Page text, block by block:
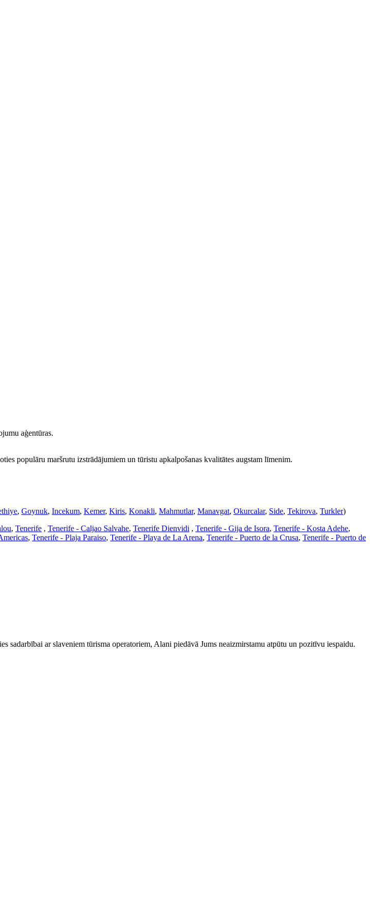
aģentūras.
populāru maršrutu izstrādājumiem un tūristu apkalpošanas kvalitātes augstam līmenim.
, Goynuk, Incekum, Kemer, Kiris, Konakli, Mahmutlar, Manavgat, Okurcalar, Side, Tekirova, Turkler)
, Tenerife , Tenerife - Caljao Salvahe, Tenerife Dienvidi , Tenerife - Gija de Isora, Tenerife - Kosta Adehe,
, Tenerife - Plaja Paraiso, Tenerife - Playa de La Arena, Tenerife - Puerto de la Crusa, Tenerife - Puerto de
ar slaveniem tūrisma operatoriem, Alani piedāvā Jums neaizmirstamu atpūtu un pozitīvu iespaidu.